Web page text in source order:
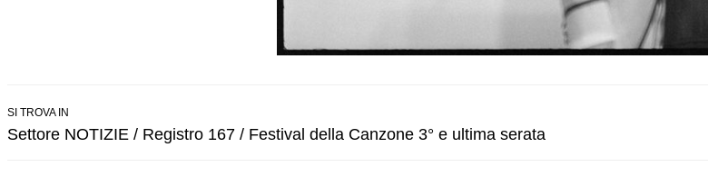
SI TROVA IN
Settore NOTIZIE / Registro 167 / Festival della Canzone 3° e ultima serata